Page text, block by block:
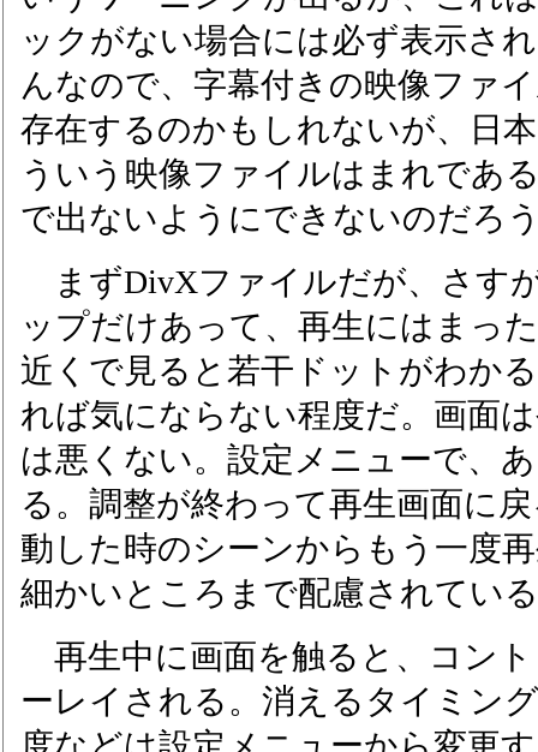
ックがない場合には必ず表示さ
んなので、字幕付きの映像ファ
存在するのかもしれないが、日
ういう映像ファイルはまれであ
で出ないようにできないのだろ
まずDivXファイルだが、さすが
ップだけあって、再生にはまっ
近くで見ると若干ドットがわか
れば気にならない程度だ。画面
は悪くない。設定メニューで、
る。調整が終わって再生画面に
動した時のシーンからもう一度
細かいところまで配慮されてい
再生中に画面を触ると、コン
ーレイされる。消えるタイミン